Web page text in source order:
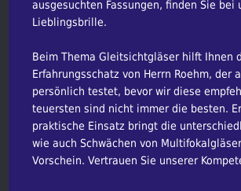
ausgesuchten Fassungen, finden Sie bei
Lieblingsbrille.
Beim Thema Gleitsichtgläser hilft Ihnen
Erfahrungsschatz von Herrn Roehm, der
persönlich testet, bevor wir diese
teuersten sind nicht immer die besten.
praktische Einsatz bringt die
wie auch Schwächen von
Vorschein. Vertrauen Sie unserer